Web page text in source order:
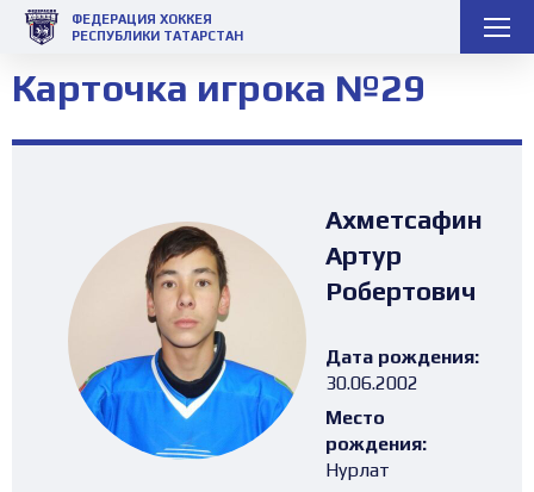
ФЕДЕРАЦИЯ ХОККЕЯ
РЕСПУБЛИКИ ТАТАРСТАН
Карточка игрока №29
Ахметсафин
Артур
Робертович
Дата рождения:
30.06.2002
Место
рождения:
Нурлат